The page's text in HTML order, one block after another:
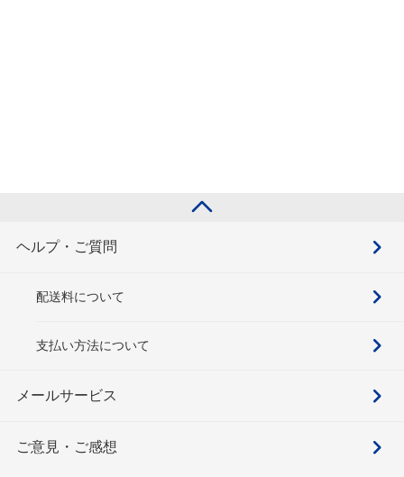
ヘルプ・ご質問
配送料について
支払い方法について
メールサービス
ご意見・ご感想